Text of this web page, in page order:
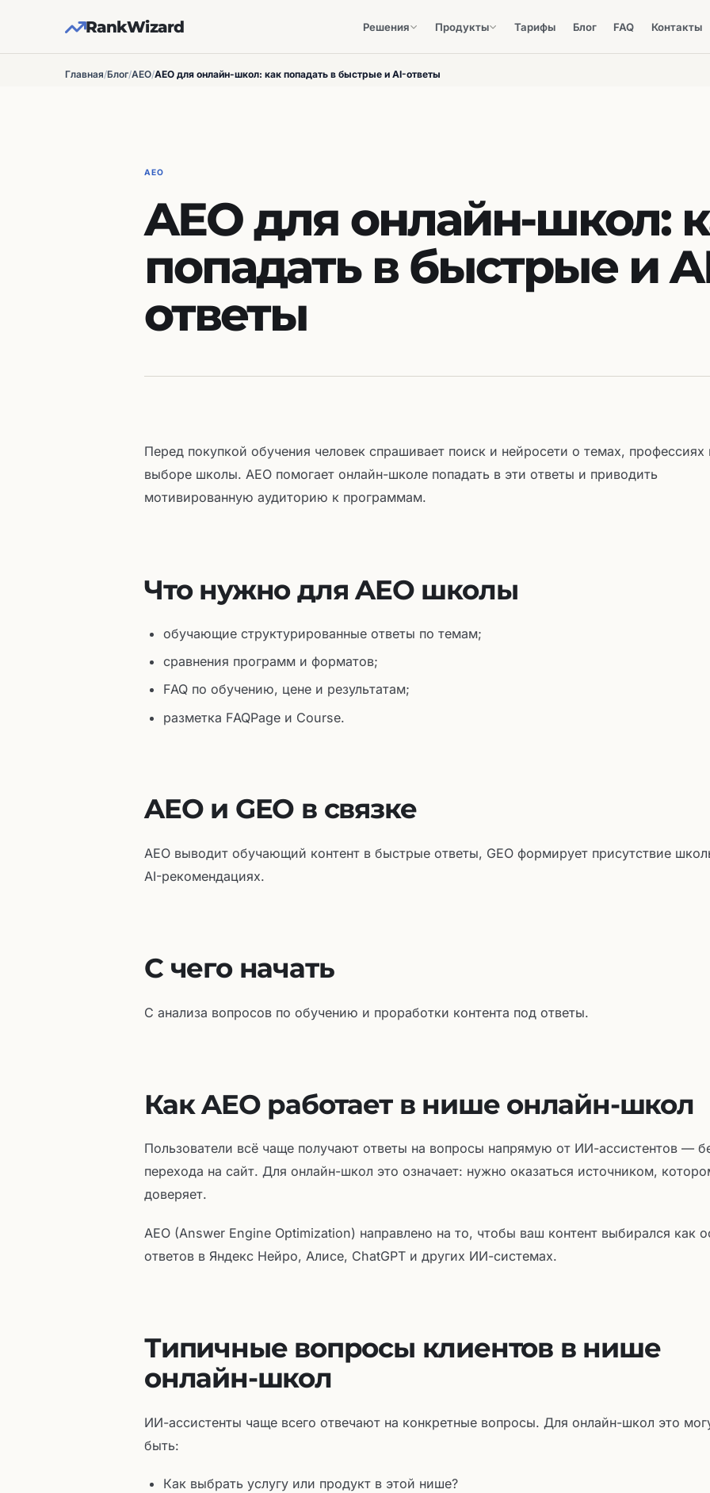
RankWizard Решения Продукты Тарифы Блог FAQ Контакты
Главная/Блог/AEO/AEO для онлайн-школ: как попадать в быстрые и AI-ответы
AEO
AEO для онлайн-школ:
попадать в быстрые и
ответы
Перед покупкой обучения человек спрашивает поиск и нейросети о темах, профессиях
выборе школы. AEO помогает онлайн-школе попадать в эти ответы и приводить
мотивированную аудиторию к программам.
Что нужно для AEO школы
обучающие структурированные ответы по темам;
сравнения программ и форматов;
FAQ по обучению, цене и результатам;
разметка FAQPage и Course.
AEO и GEO в связке
AEO выводит обучающий контент в быстрые ответы, GEO формирует присутствие
AI-рекомендациях.
С чего начать
С анализа вопросов по обучению и проработки контента под ответы.
Как AEO работает в нише онлайн-школ
Пользователи всё чаще получают ответы на вопросы напрямую от ИИ-ассистентов —
перехода на сайт. Для онлайн-школ это означает: нужно оказаться источником,
доверяет.
AEO (Answer Engine Optimization) направлено на то, чтобы ваш контент выбирался как
ответов в Яндекс Нейро, Алисе, ChatGPT и других ИИ-системах.
Типичные вопросы клиентов в нише
онлайн-школ
ИИ-ассистенты чаще всего отвечают на конкретные вопросы. Для онлайн-школ это
быть:
Как выбрать услугу или продукт в этой нише?